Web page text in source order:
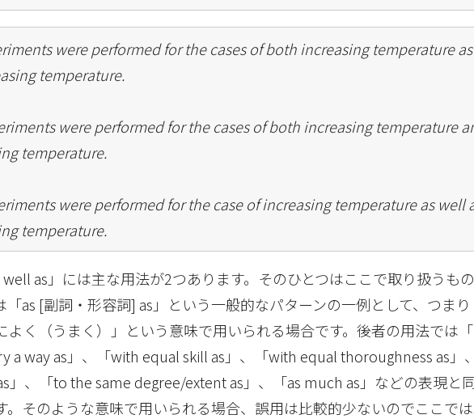
were performed for the cases of both increasing temperature
temperature.
were performed for the cases of both increasing temperature
temperature.
were performed for the case of increasing temperature as well
temperature.
as」には主な用法が2つあります。そのひとつはここで取り扱うも
「as [副詞・形容詞] as」という一般的なパターンの一例として、つまり
よく（うまく）」という意味で用いられる場合です。後者の用法では
a way as」、「with equal skill as」、「with equal thoroughness as」
」、「to the same degree/extent as」、「as much as」などの表現と
。そのような意味で用いられる場合、誤用は比較的少ないのでここで